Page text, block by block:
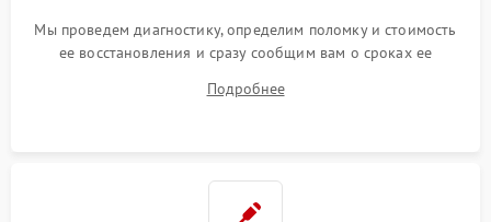
Мы проведем диагностику, определим поломку и стоимость
ее восстановления и сразу сообщим вам о сроках ее
Подробнее